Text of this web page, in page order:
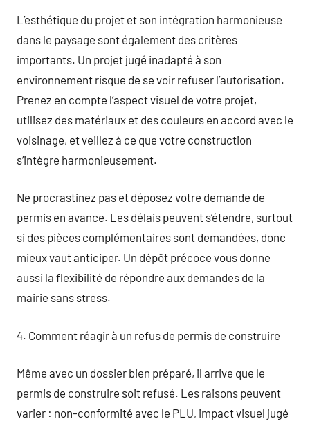
L’esthétique du projet et son intégration harmonieuse
dans le paysage sont également des critères
importants. Un projet jugé inadapté à son
environnement risque de se voir refuser l’autorisation.
Prenez en compte l’aspect visuel de votre projet,
utilisez des matériaux et des couleurs en accord avec le
voisinage, et veillez à ce que votre construction
s’intègre harmonieusement.
Ne procrastinez pas et déposez votre demande de
permis en avance. Les délais peuvent s’étendre, surtout
si des pièces complémentaires sont demandées, donc
mieux vaut anticiper. Un dépôt précoce vous donne
aussi la flexibilité de répondre aux demandes de la
mairie sans stress.
4. Comment réagir à un refus de permis de construire
Même avec un dossier bien préparé, il arrive que le
permis de construire soit refusé. Les raisons peuvent
varier : non-conformité avec le PLU, impact visuel jugé